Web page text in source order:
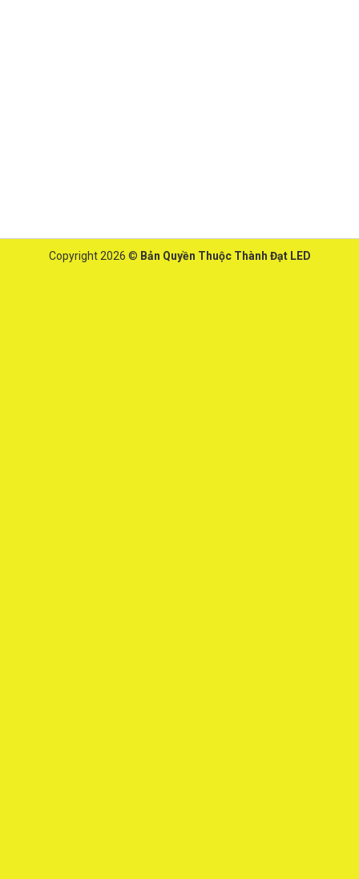
Copyright 2026 © Bản Quyền Thuộc Thành Đạt LED